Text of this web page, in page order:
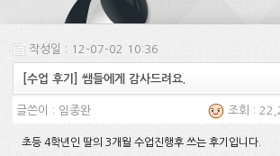
작성일 : 12-07-02 10:36
[수업 후기] 쌤들에게 감사드려요.
글쓴이 : 임종완 조회 :
초등 4학년인 딸의 3개월 수업진행후 쓰는 후기입니다.